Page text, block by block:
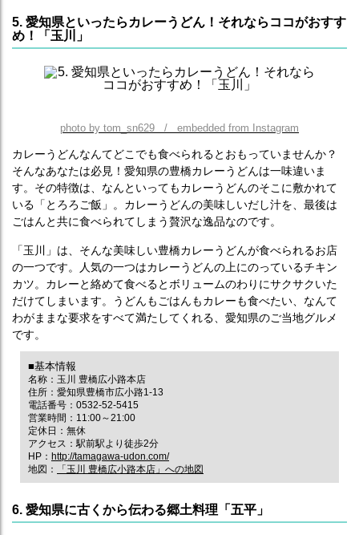
5. 愛知県といったらカレーうどん！それならココがおすす
め！「玉川」
photo by tom_sn629 / embedded from Instagram
カレーうどんなんてどこでも食べられるとおもっていませんか？
そんなあなたは必見！愛知県の豊橋カレーうどんは一味違いま
す。その特徴は、なんといってもカレーうどんのそこに敷かれて
いる「とろろご飯」。カレーうどんの美味しいだし汁を、最後は
ごはんと共に食べられてしまう贅沢な逸品なのです。
「玉川」は、そんな美味しい豊橋カレーうどんが食べられるお店
の一つです。人気の一つはカレーうどんの上にのっているチキン
カツ。カレーと絡めて食べるとボリュームのわりにサクサクいた
だけてしまいます。うどんもごはんもカレーも食べたい、なんて
わがままな要求をすべて満たしてくれる、愛知県のご当地グルメ
です。
■基本情報
名称：玉川 豊橋広小路本店
住所：愛知県豊橋市広小路1-13
電話番号：0532-52-5415
営業時間：11:00～21:00
定休日：無休
アクセス：駅前駅より徒歩2分
HP： http://tamagawa-udon.com/
地図：
「玉川 豊橋広小路本店」への地図
6. 愛知県に古くから伝わる郷土料理「五平」